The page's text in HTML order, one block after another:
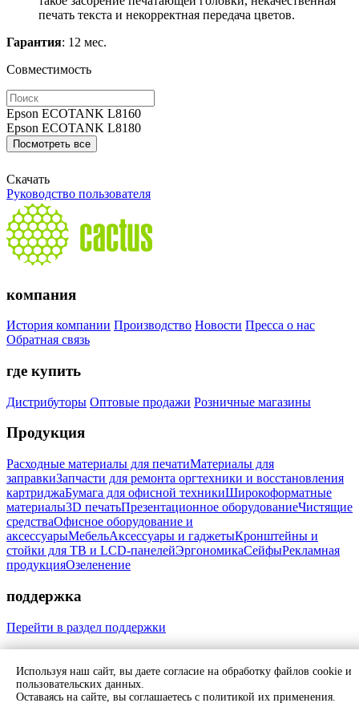
печать текста и некорректная передача цветов.
Гарантия: 12 мес.
Совместимость
Epson ECOTANK L8160
Epson ECOTANK L8180
Посмотреть все
Скачать
Руководство пользователя
компания
История компании Производство Новости Пресса о нас
Обратная связь
где купить
Дистрибуторы Оптовые продажи Розничные магазины
Продукция
Расходные материалы для печатиМатериалы для
заправкиЗапчасти для ремонта оргтехники и восстановления
картриджаБумага для офисной техникиШирокоформатные
материалы3D печатьПрезентационное оборудованиеЧистящие
средстваОфисное оборудование и
аксессуарыМебельАксессуары и гаджетыКронштейны и
стойки для ТВ и LCD-панелейЭргономикаСейфыРекламная
продукцияОзеленение
поддержка
Перейти в раздел поддержки
Свяжитесь с нами
Политика обработки персональных данных Согласие на
Используя наш сайт, вы даете согласие на обработку файлов cookie и
пользовательских данных.
Оставаясь на сайте, вы соглашаетесь с политикой их применения.